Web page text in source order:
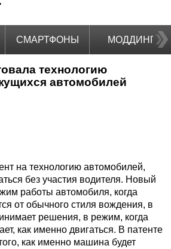
СМАРТФОНЫ МОДДИНГ
технологию
автомобилей
на технологию автомобилей,
без участия водителя. Новый
работы автомобиля, когда
от обычного стиля вождения, в
решения, в режим, когда
как именно двигаться. В патенте
как именно машина будет